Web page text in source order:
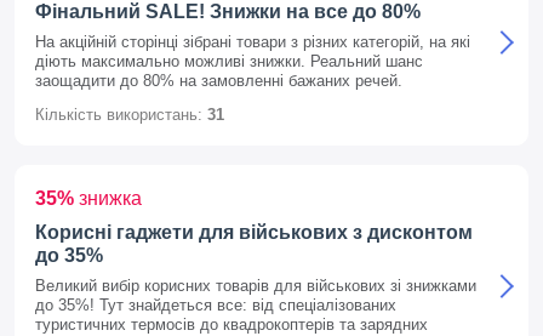
Фінальний SALE! Знижки на все до 80%
На акційній сторінці зібрані товари з різних категорій, на які
діють максимально можливі знижки. Реальний шанс
заощадити до 80% на замовленні бажаних речей.
Кількість використань: 31
35% знижка
Корисні гаджети для військових з дисконтом
до 35%
Великий вибір корисних товарів для військових зі знижками
до 35%! Тут знайдеться все: від спеціалізованих
туристичних термосів до квадрокоптерів та зарядних